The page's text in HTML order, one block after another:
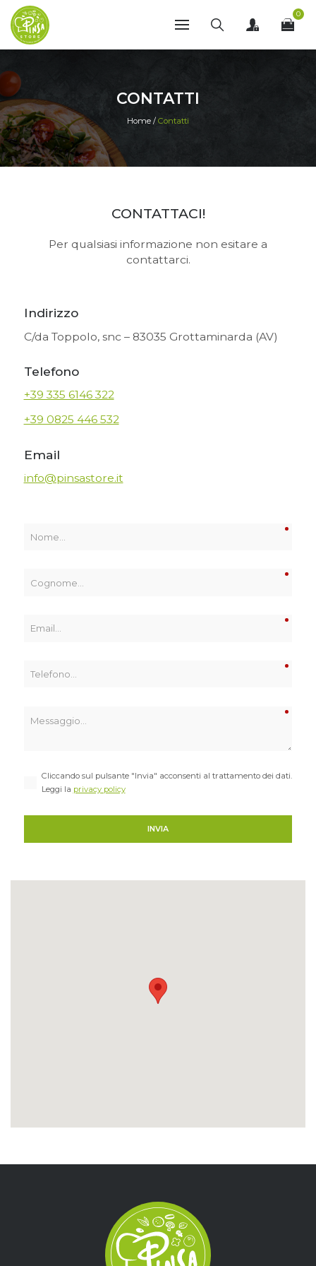
0
CONTATTI
Home / Contatti
CONTATTACI!
Per qualsiasi informazione non esitare a
contattarci.
Indirizzo
C/da Toppolo, snc – 83035 Grottaminarda (AV)
Telefono
+39 335 6146 322
+39 0825 446 532
Email
info@pinsastore.it
Cliccando sul pulsante "Invia" acconsenti al trattamento dei dati.
Leggi la privacy policy
INVIA